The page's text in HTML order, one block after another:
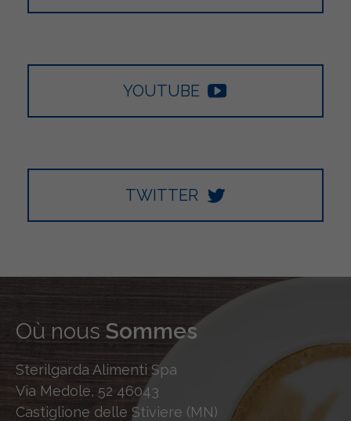
YOUTUBE
TWITTER
Où nous Sommes
Sterilgarda Alimenti Spa
Via Medole, 52 46043
Castiglione delle Stiviere (MN)